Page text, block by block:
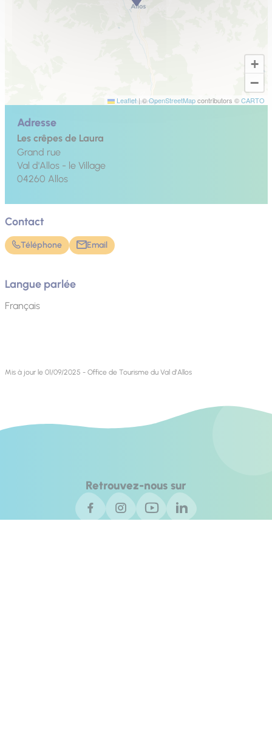
+
−
Leaflet |©OpenStreetMapcontributors ©CARTO
Adresse
Les crêpes de Laura
Grand rue
Val d'Allos - le Village
04260 Allos
Contact
Téléphone Email
Langue parlée
Français
Mis à jour le 01/09/2025 - Office de Tourisme du Val d'Allos
Retrouvez-nous sur